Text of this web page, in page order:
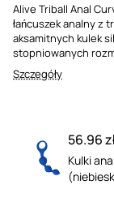
Alive Triball Anal
łańcuszek analny z
aksamitnych kulek
stopniowanych
ergonomiczny
pierścień ułatwiają
rozpoczynających
zabawami analnymi.
Szczegóły
56.96
Kulki